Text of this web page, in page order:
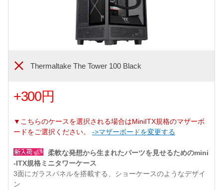
Thermaltake The Tower 100 Black
+300円
▼こちらのケースを選択される場合はMiniITX規格のマザーボ
ードをご選択ください。 ->マザーボードを変更する
柔軟な発想から生まれたパーツを見せるためのmini
-ITX規格ミニタワーケース
3面にガラスパネルを搭載する、ショーケースのようなデザイ
ン